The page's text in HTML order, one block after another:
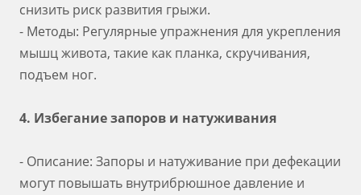
снизить риск развития грыжи.
- Методы: Регулярные упражнения для укрепления
мышц живота, такие как планка, скручивания,
подъем ног.
4. Избегание запоров и натуживания
- Описание: Запоры и натуживание при дефекации
могут повышать внутрибрюшное давление и